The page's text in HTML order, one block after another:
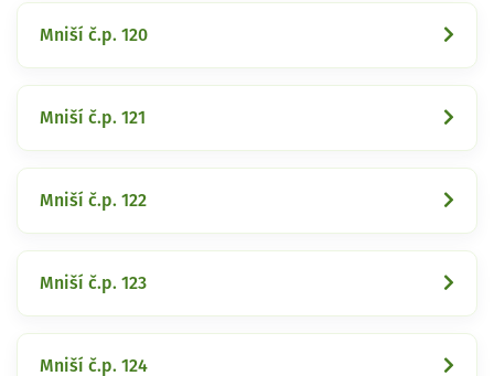
Mniší č.p. 120
Mniší č.p. 121
Mniší č.p. 122
Mniší č.p. 123
Mniší č.p. 124